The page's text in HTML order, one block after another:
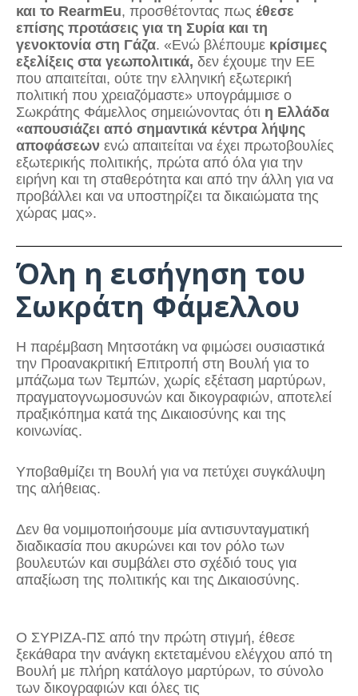
και το RearmEu, προσθέτοντας πως έθεσε
επίσης προτάσεις για τη Συρία και τη
γενοκτονία στη Γάζα. «Ενώ βλέπουμε κρίσιμες
εξελίξεις στα γεωπολιτικά, δεν έχουμε την ΕΕ
που απαιτείται, ούτε την ελληνική εξωτερική
πολιτική που χρειαζόμαστε» υπογράμμισε ο
Σωκράτης Φάμελλος σημειώνοντας ότι η Ελλάδα
«απουσιάζει από σημαντικά κέντρα λήψης
αποφάσεων ενώ απαιτείται να έχει πρωτοβουλίες
εξωτερικής πολιτικής, πρώτα από όλα για την
ειρήνη και τη σταθερότητα και από την άλλη για να
προβάλλει και να υποστηρίζει τα δικαιώματα της
χώρας μας».
Όλη η εισήγηση του
Σωκράτη Φάμελλου
Η παρέμβαση Μητσοτάκη να φιμώσει ουσιαστικά
την Προανακριτική Επιτροπή στη Βουλή για το
μπάζωμα των Τεμπών, χωρίς εξέταση μαρτύρων,
πραγματογνωμοσυνών και δικογραφιών, αποτελεί
πραξικόπημα κατά της Δικαιοσύνης και της
κοινωνίας.
Υποβαθμίζει τη Βουλή για να πετύχει συγκάλυψη
της αλήθειας.
Δεν θα νομιμοποιήσουμε μία αντισυνταγματική
διαδικασία που ακυρώνει και τον ρόλο των
βουλευτών και συμβάλει στο σχέδιό τους για
απαξίωση της πολιτικής και της Δικαιοσύνης.
Ο ΣΥΡΙΖΑ-ΠΣ από την πρώτη στιγμή, έθεσε
ξεκάθαρα την ανάγκη εκτεταμένου ελέγχου από τη
Βουλή με πλήρη κατάλογο μαρτύρων, το σύνολο
των δικογραφιών και όλες τις